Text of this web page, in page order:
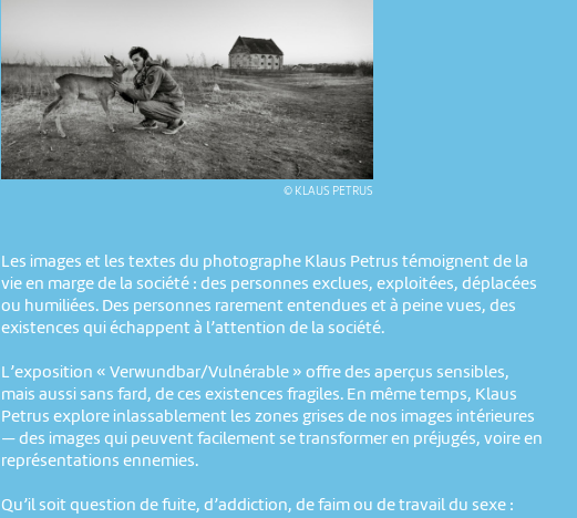
© KLAUS PETRUS
Les images et les textes du photographe Klaus Petrus témoignent de la
vie en marge de la société : des personnes exclues, exploitées, déplacées
ou humiliées. Des personnes rarement entendues et à peine vues, des
existences qui échappent à l’attention de la société.
L’exposition « Verwundbar/Vulnérable » offre des aperçus sensibles,
mais aussi sans fard, de ces existences fragiles. En même temps, Klaus
Petrus explore inlassablement les zones grises de nos images intérieures
— des images qui peuvent facilement se transformer en préjugés, voire en
représentations ennemies.
Qu’il soit question de fuite, d’addiction, de faim ou de travail du sexe :